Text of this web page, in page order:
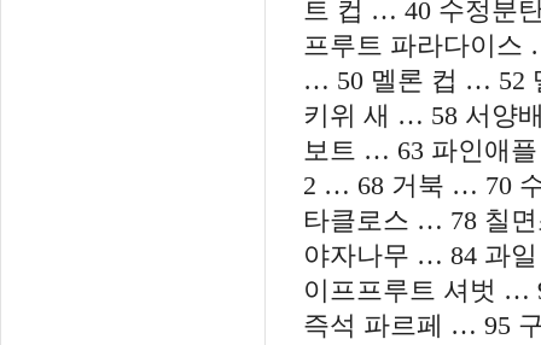
트 컵 … 40 수정분
프루트 파라다이스
… 50 멜론 컵 … 52
키위 새 … 58 서양
보트 … 63 파인애
2 … 68 거북 … 70
타클로스 … 78 칠
야자나무 … 84 과
이프프루트 셔벗 …
즉석 파르페 … 95